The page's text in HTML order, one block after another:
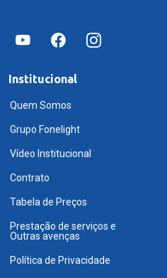
Institucional
Quem Somos
Grupo Fonelight
Vídeo Institucional
Contrato
Tabela de Preços
Prestação de serviços e
Outras avenças
Política de Privacidade